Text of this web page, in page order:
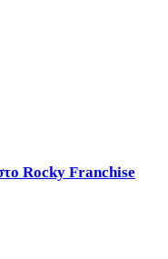
Rocky Franchise